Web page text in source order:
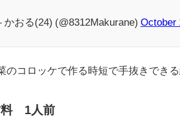
おる(24) (@8312Makurane) October
のコロッケで作る時短で手抜きできる
料 1人前